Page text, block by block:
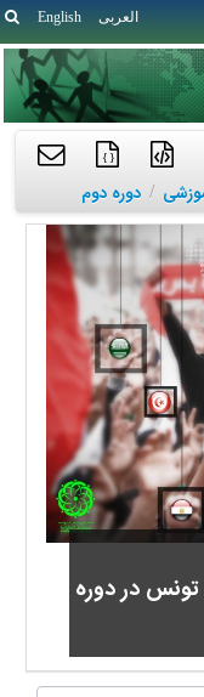
English العربی
{ }
/ دوره دوم
در دوره